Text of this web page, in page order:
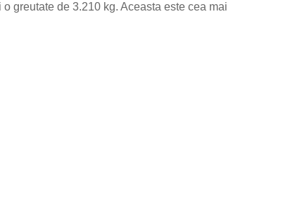
greutate de 3.210 kg. Aceasta este cea mai